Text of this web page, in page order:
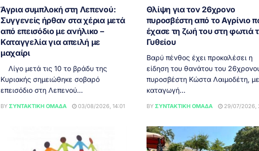
Άγρια συμπλοκή στη Λεπενού:
Συγγενείς ήρθαν στα χέρια μετά
από επεισόδιο με ανήλικο –
Καταγγελία για απειλή με
μαχαίρι
Λίγο μετά τις 10 το βράδυ της
Κυριακής σημειώθηκε σοβαρό
επεισόδιο στη Λεπενού...
BY ΣΥΝΤΑΚΤΙΚΉ ΟΜΆΔΑ 03/08/2026, 14:01
Θλίψη για τον 26χρονο
πυροσβέστη από το Αγρίνιο
έχασε τη ζωή του στη φωτιά
Γυθείου
Βαρύ πένθος έχει προκαλέσει η
είδηση του θανάτου του
πυροσβέστη Κώστα Λαιμοδέτη, με
καταγωγή...
BY ΣΥΝΤΑΚΤΙΚΉ ΟΜΆΔΑ 29/07/2026,